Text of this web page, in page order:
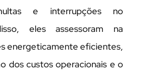
e interrupções no
eles assessoram na
energeticamente eficientes,
dos custos operacionais e o